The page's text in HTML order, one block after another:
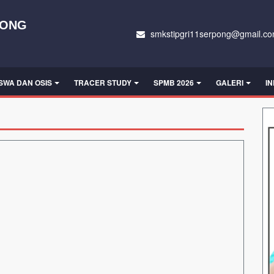
DAN OSIS TRACER STUDY SPMB 2026 GALERI